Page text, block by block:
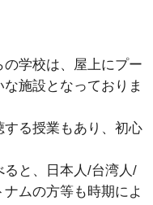
学校は、屋上にプー
施設となっておりま
る授業もあり、初心
と、日本人/台湾人/
ムの方等も時期によ